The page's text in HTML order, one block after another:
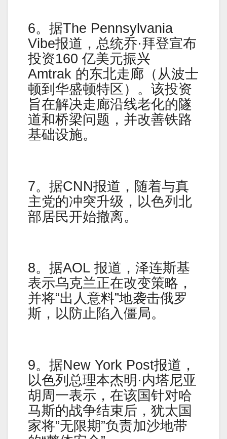
6。据The Pennsylvania
Vibe报道，总统乔·拜登宣布
投资160 亿美元振兴
Amtrak 的东北走廊（从波士
顿到华盛顿特区）。该投资
旨在解决走廊沿线老化的隧
道和桥梁问题，并改善铁路
基础设施。
7。据CNN报道，随着与真
主党的冲突升级，以色列北
部居民开始撤离。
8。据AOL 报道，泽连斯基
表示乌克兰正在改变策略，
并将“出人意料”地袭击俄罗
斯，以防止陷入僵局。
9。据New York Post报道，
以色列总理本杰明·内塔尼亚
胡周一表示，在该国针对哈
马斯的战争结束后，犹太国
家将”无限期”负责加沙地带